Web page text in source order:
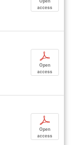
access
p
Open
access
p
Open
access